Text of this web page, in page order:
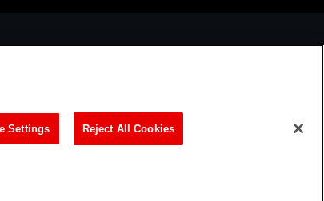
針
Settings Reject All Cookies